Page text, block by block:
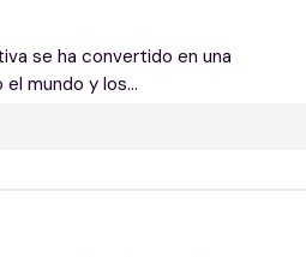
se ha convertido en una
mundo y los...